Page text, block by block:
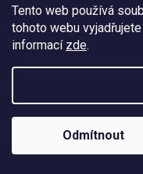
Tento web používá
tohoto webu
informací zde.
Odmítnout